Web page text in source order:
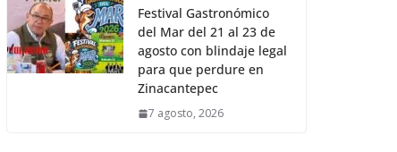
Festival Gastronómico
del Mar del 21 al 23 de
agosto con blindaje legal
para que perdure en
Zinacantepec
7 agosto, 2026